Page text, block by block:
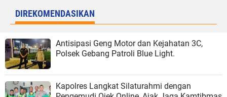
DIREKOMENDASIKAN
Antisipasi Geng Motor dan Kejahatan 3C,
Polsek Gebang Patroli Blue Light.
Kapolres Langkat Silaturahmi dengan